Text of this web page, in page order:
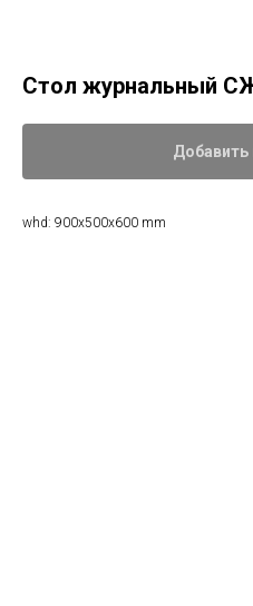
Стол журнальный
Добавить
whd: 900x500x600 mm